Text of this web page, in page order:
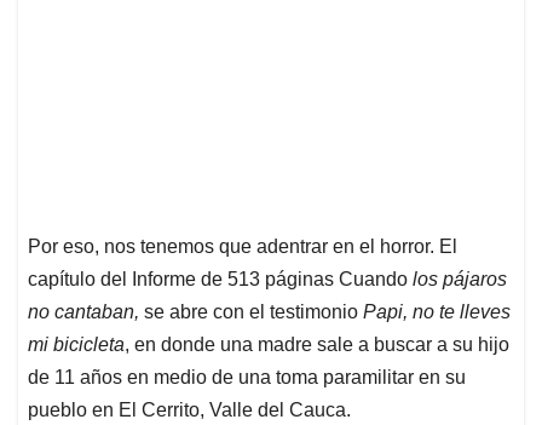
Por eso, nos tenemos que adentrar en el horror. El
capítulo del Informe de 513 páginas Cuando los pájaros
no cantaban, se abre con el testimonio Papi, no te lleves
mi bicicleta, en donde una madre sale a buscar a su hijo
de 11 años en medio de una toma paramilitar en su
pueblo en El Cerrito, Valle del Cauca.